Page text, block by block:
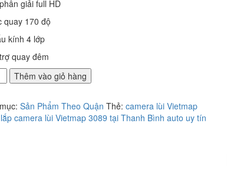
870.000₫.là:
820.000₫.
giải full HD
quay 170 độ
kính 4 lớp
quay đêm
Thêm vào giỏ hàng
Sản Phẩm Theo Quận Thẻ: camera lùi Vietmap
lắp camera lùi Vietmap 3089 tại Thanh Bình auto uy tín